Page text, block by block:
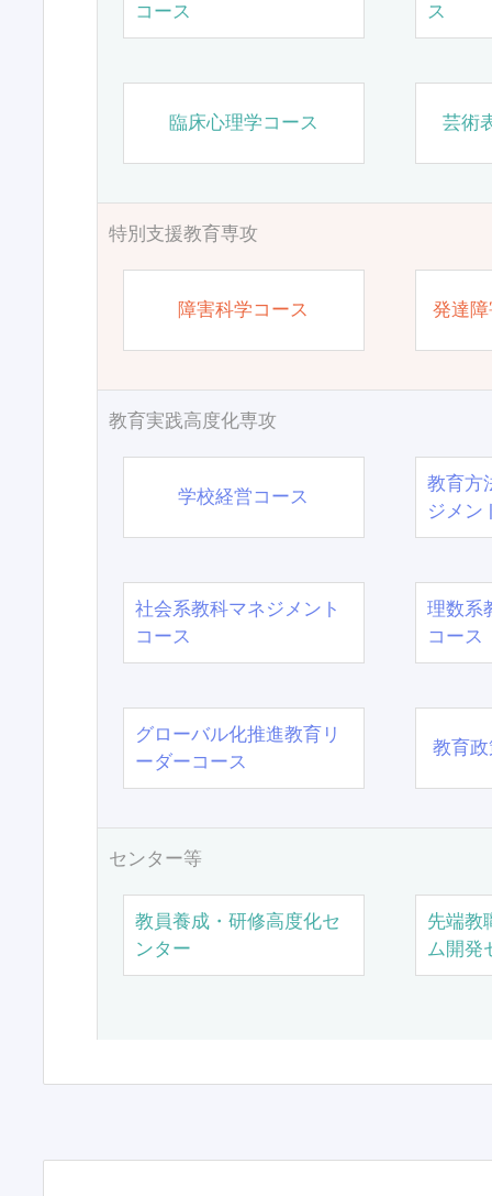
コース
ス
臨床心理学コース 芸術
特別支援教育専攻
障害科学コース 発達
教育実践高度化専攻
学校経営コース
教育方
ジメン
社会系教科マネジメント
コース
理数系
コース
グローバル化推進教育リ
ーダーコース
教育
センター等
教員養成・研修高度化セ
ンター
先端教
ム開発